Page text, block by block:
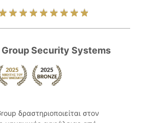
Group Security Systems
δραστηριοποιείται στον